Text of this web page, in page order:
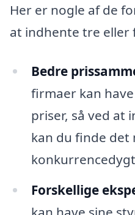
Her er nogle af de
at indhente tre eller
Bedre
firmaer kan
priser, så ved at
kan du finde det
Forskellige